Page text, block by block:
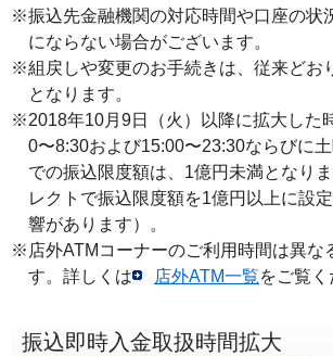
※振込先金融機関の対応時間や口座の状
にならない場合がございます。
※組戻しや変更のお手続きは、従来どお
となります。
※2018年10月9日（火）以降に拡大した
0〜8:30および15:00〜23:30ならびに土
での振込限度額は、1億円未満となり
レクトで振込限度額を1億円以上に設
響があります）。
※店外ATMコーナーのご利用時間は異な
す。詳しくは
店外ATM一覧をご覧く
振込即時入金取扱時間拡大